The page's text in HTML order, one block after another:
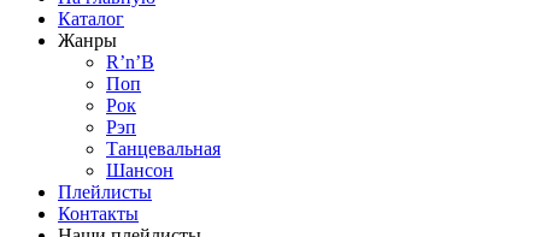
Каталог
Жанры
R’n’B
Поп
Рок
Рэп
Танцевальная
Шансон
Плейлисты
Контакты